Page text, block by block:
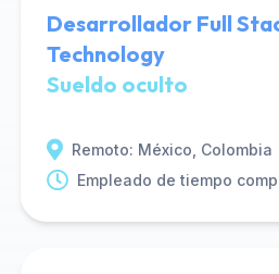
Desarrollador Full
Technology
Sueldo oculto
Remoto: México, Colombia
Empleado de tiempo